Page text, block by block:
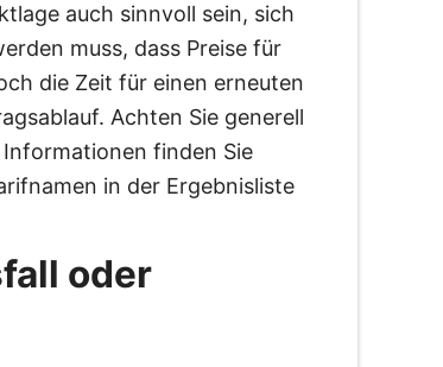
auch sinnvoll sein, sich
muss, dass Preise für
die Zeit für einen erneuten
Achten Sie generell
finden Sie
in der Ergebnisliste
oder